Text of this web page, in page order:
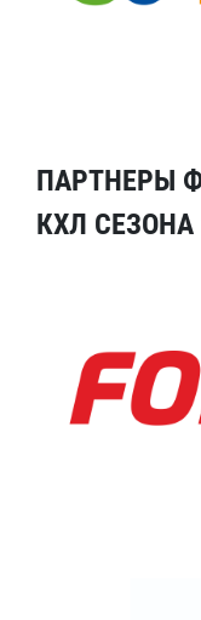
ПАРТНЕРЫ
КХЛ СЕЗОНА